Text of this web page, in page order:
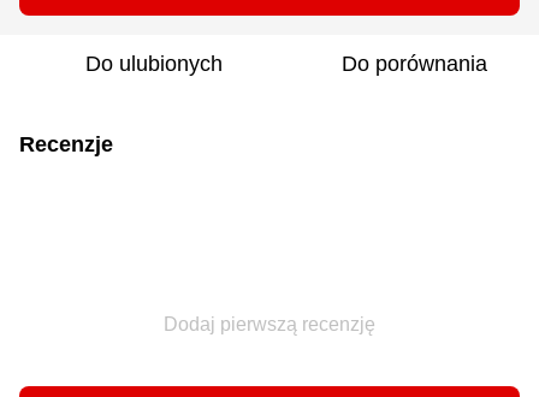
Do ulubionych Do porównania
Recenzje
Dodaj pierwszą recenzję